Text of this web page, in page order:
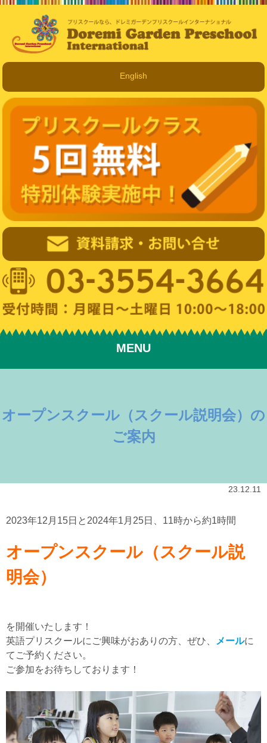
English
MENU
オープンスクール（スクール説明会）の
ご案内
23.12.11
2023年12月15日と2024年1月25日、11時から約1時間
オープンスクール（スクール説
明会）
を開催いたします！
英語プリスクールにご興味がおありの方、ぜひ、
メールに
てご予約ください。
ご参加をお待ちしております！